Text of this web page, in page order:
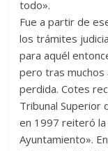
todo».
Fue a partir de
los trámites
para aquél
pero tras muchos
perdida. Cotes
Tribunal Superior
en 1997 reiteró
Ayuntamiento».